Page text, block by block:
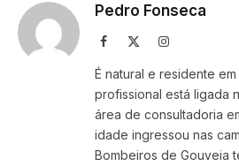
Pedro Fonseca
Facebook Instagram
É natural e residente
profissional está ligada
área de consultadoria
idade ingressou nas
Bombeiros de Gouveia